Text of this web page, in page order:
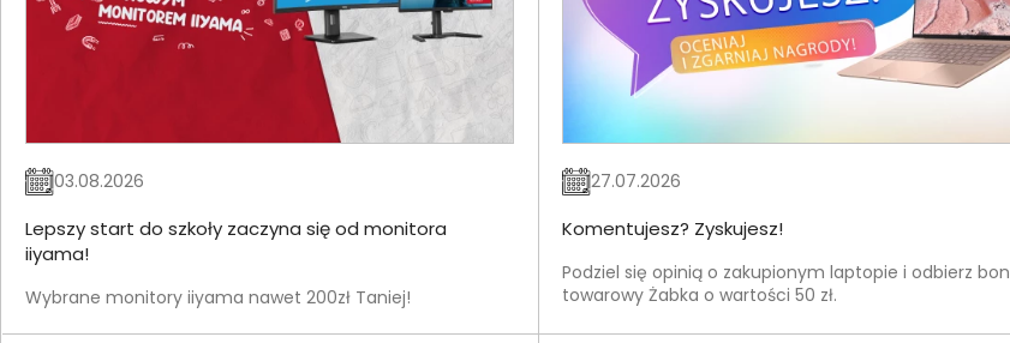
03.08.2026
Lepszy start do szkoły zaczyna się od monitora
iiyama!
Wybrane monitory iiyama nawet 200zł Taniej!
27.07.2026
Komentujesz? Zyskujesz!
Podziel się opinią o zakupionym laptopie i odbierz bon
towarowy Żabka o wartości 50 zł.